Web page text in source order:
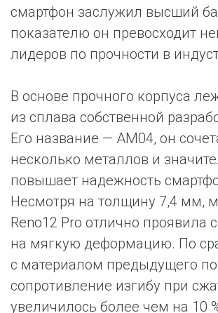
смартфон заслужил высший
показателю он превосходит
лидеров по прочности в
В основе прочного корпуса
из сплава собственной
Его название — AM04, он
несколько металлов и
повышает надежность
Несмотря на толщину 7,4 мм,
Reno12 Pro отлично проявила
на мягкую деформацию. По
с материалом предыдущего
сопротивление изгибу при
увеличилось более чем на 10